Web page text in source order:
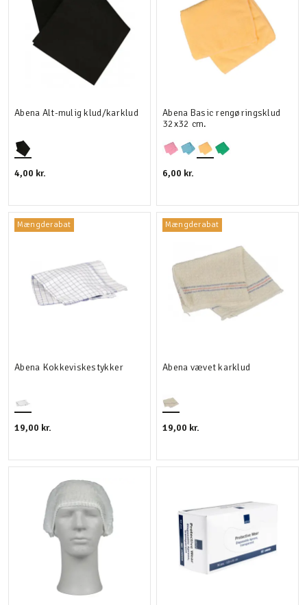
Abena Alt-mulig klud/karklud
4,00 kr.
Abena Basic rengøringsklud
32x32 cm.
6,00 kr.
Mængderabat
Abena Kokkeviskestykker
19,00 kr.
Mængderabat
Abena vævet karklud
19,00 kr.